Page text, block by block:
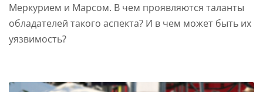
Меркурием и Марсом. В чем проявляются таланты
обладателей такого аспекта? И в чем может быть их
уязвимость?